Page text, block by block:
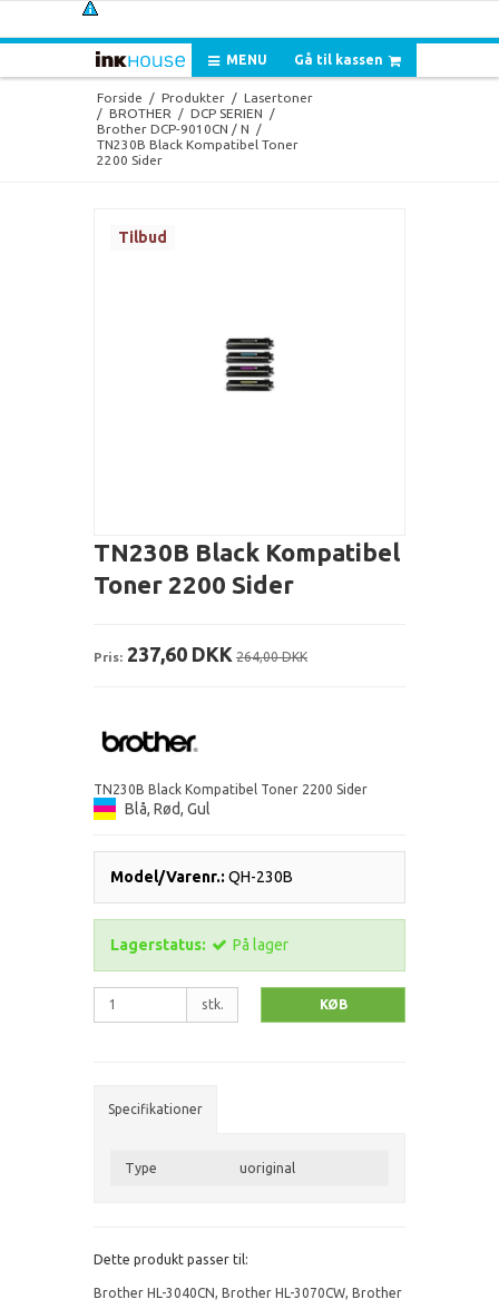
Gå til kassen
MENU
Forside / Produkter / Lasertoner
/ BROTHER / DCP SERIEN
/
Brother DCP-9010CN / N
/
TN230B Black Kompatibel Toner
2200 Sider
Tilbud
TN230B Black Kompatibel
Toner 2200 Sider
Pris: 237,60 DKK 264,00 DKK
TN230B Black Kompatibel Toner 2200 Sider
Blå, Rød, Gul
Model/Varenr.: QH-230B
Lagerstatus: På lager
stk. KØB
Specifikationer
Type uoriginal
Dette produkt passer til:
Brother HL-3040CN, Brother HL-3070CW, Brother